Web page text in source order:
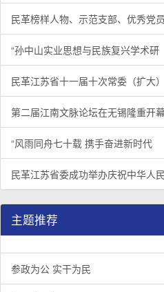
民革榜样人物、示范支部、优秀党员
“孙中山实业思想与民族复兴学术研
民革江苏省十一届十次常委（扩大）
第二届江南文脉论坛在无锡隆重开
“风雨同舟七十载 携手奋进新时代
民革江苏省委成功举办庆祝中华人民
主题推荐
参政为公 实干为民